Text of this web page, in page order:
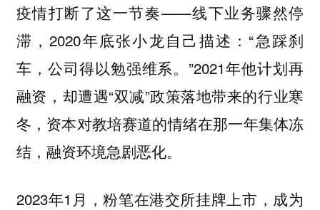
疫情打断了这一节奏——线下业务骤然停
滞，2020年底张小龙自己描述：“急踩刹
车，公司得以勉强维系。”2021年他计划再
融资，却遭遇“双减”政策落地带来的行业寒
冬，资本对教培赛道的情绪在那一年集体冻
结，融资环境急剧恶化。
2023年1月，粉笔在港交所挂牌上市，成为